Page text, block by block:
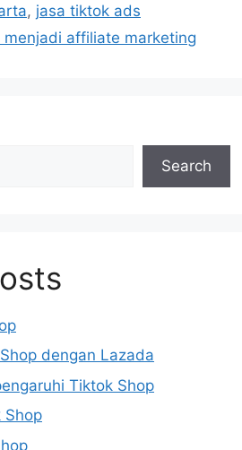
, jasa tiktok ads
menjadi affiliate marketing
Search
dengan Lazada
Tiktok Shop
Shop